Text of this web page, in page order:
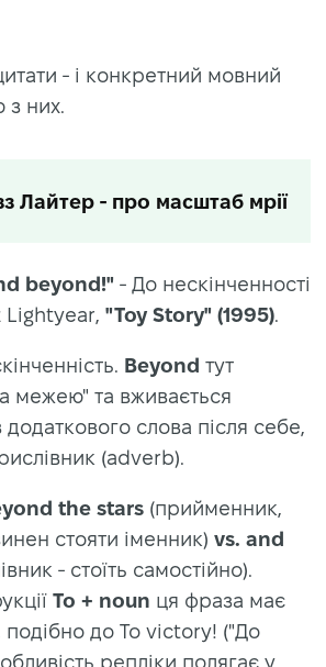
- і конкретний мовний
з них.
Лайтер - про масштаб мрії
beyond!" - До нескінченності
Lightyear, "Toy Story" (1995).
Beyond тут
межею" та вживається
додаткового слова після себе,
(adverb).
the stars (прийменник,
стояти іменник) vs. and
- стоїть самостійно).
To + noun ця фраза має
подібно до To victory! ("До
репліки полягає у